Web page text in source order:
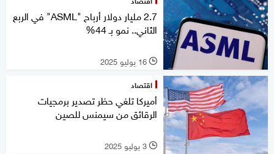
2.7 مليار دولار أرباح "ASML" في الربع
الثاني.. نمو بـ 44%
l 16 يوليو 2025
اقتصاد
أميركا تلغي حظر تصدير برمجيات
الرقائق من سيمنس للصين
l 3 يوليو 2025